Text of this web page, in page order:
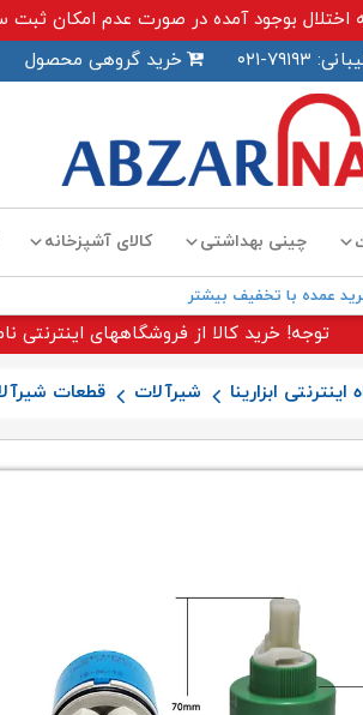
بوجود آمده در صورت عدم امکان ثبت سفارش اینترنتی با
۷۹۱۹۳-۰۲۱
خرید گروهی محصول
چینی بهداشتی کالای آشپزخانه
عمده با تخفیف بیشتر
توجه! خرید کالا از فروشگاههای اینترنتی
ابزارینا شیرآلات قطعات